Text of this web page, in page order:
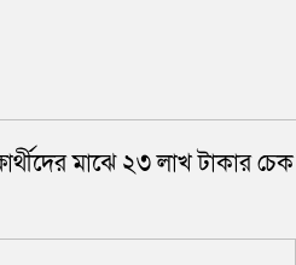
মাঝে ২৩ লাখ টাকার চেক